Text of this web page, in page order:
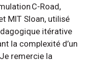
C-Road,
MIT Sloan, utilisé
itérative
la complexité d’un
remercie la